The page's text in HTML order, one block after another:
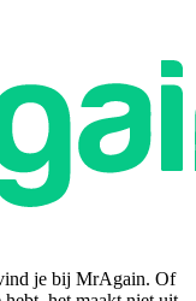
je bij MrAgain. Of